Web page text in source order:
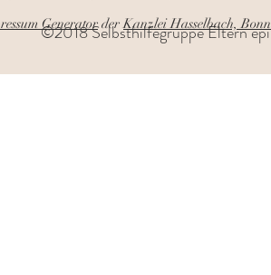
GeneratorderKanzlei Hasselbach, Bonn
©2018 Selbsthilfegruppe Eltern